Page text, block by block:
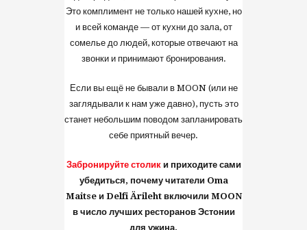
Это комплимент не только нашей кухне, но
и всей команде — от кухни до зала, от
сомелье до людей, которые отвечают на
звонки и принимают бронирования.
Если вы ещё не бывали в MOON (или не
заглядывали к нам уже давно), пусть это
станет небольшим поводом запланировать
себе приятный вечер.
Забронируйте столики приходите сами
убедиться, почему читатели Oma
Maitse и Delfi Ärileht включили MOON
в число лучших ресторанов Эстонии
для ужина.